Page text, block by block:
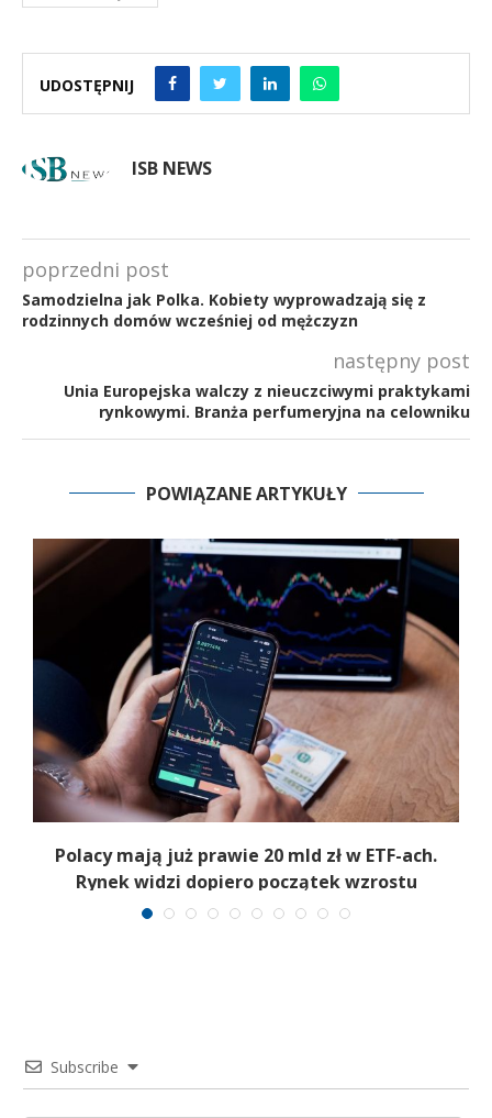
UDOSTĘPNIJ
ISB NEWS
poprzedni post
Samodzielna jak Polka. Kobiety wyprowadzają się z
rodzinnych domów wcześniej od mężczyzn
następny post
Unia Europejska walczy z nieuczciwymi praktykami
rynkowymi. Branża perfumeryjna na celowniku
POWIĄZANE ARTYKUŁY
Polacy mają już prawie 20 mld zł w ETF-ach.
Rynek widzi dopiero początek wzrostu
Subscribe